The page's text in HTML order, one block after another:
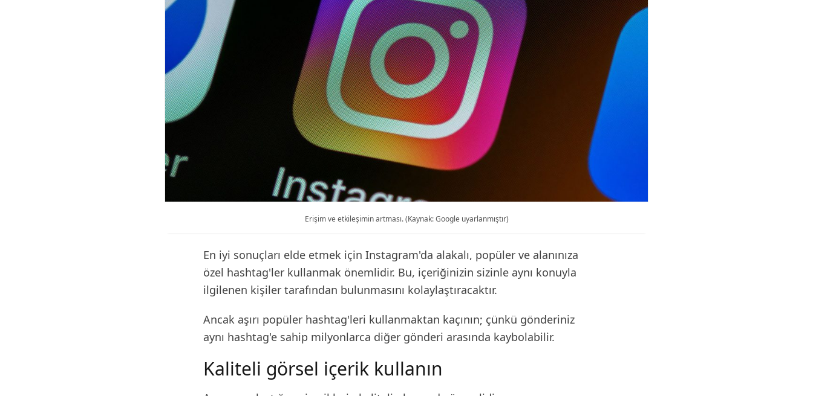
Erişim ve etkileşimin artması. (Kaynak: Google uyarlanmıştır)
En iyi sonuçları elde etmek için Instagram'da alakalı, popüler ve alanınıza
özel hashtag'ler kullanmak önemlidir. Bu, içeriğinizin sizinle aynı konuyla
ilgilenen kişiler tarafından bulunmasını kolaylaştıracaktır.
Ancak aşırı popüler hashtag'leri kullanmaktan kaçının; çünkü gönderiniz
aynı hashtag'e sahip milyonlarca diğer gönderi arasında kaybolabilir.
Kaliteli görsel içerik kullanın